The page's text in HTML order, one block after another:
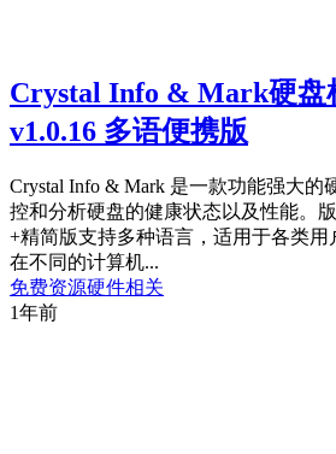
Crystal Info & Mark硬盘
v1.0.16 多语便携版
Crystal Info & Mark 是一款功能强大的
控和分析硬盘的健康状态以及性能。
+精简版支持多种语言，适用于各类
在不同的计算机...
免费资源硬件相关
1年前